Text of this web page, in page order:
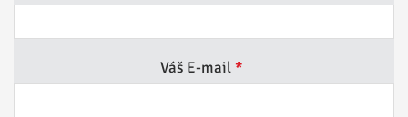
Váš E-mail *